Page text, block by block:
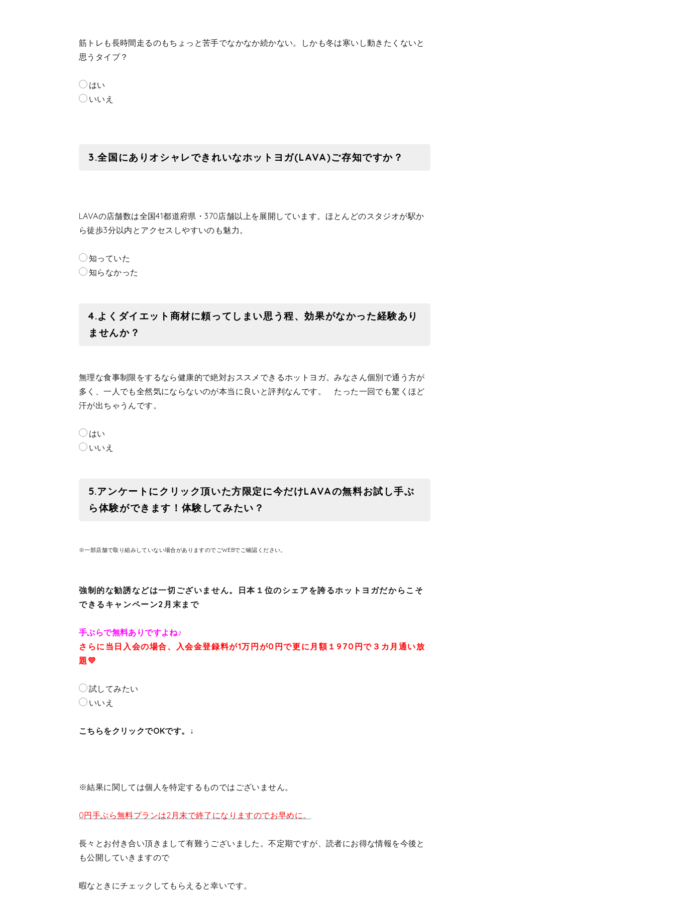
筋トレも長時間走るのもちょっと苦手でなかなか続かない。しかも冬は寒いし動きたくないと
思うタイプ？
はい
いいえ
3.全国にありオシャレできれいなホットヨガ(LAVA)ご存知ですか？
LAVAの店舗数は全国41都道府県・370店舗以上を展開しています。ほとんどのスタジオが駅か
ら徒歩3分以内とアクセスしやすいのも魅力。
知っていた
知らなかった
4.よくダイエット商材に頼ってしまい思う程、効果がなかった経験あり
ませんか？
無理な食事制限をするなら健康的で絶対おススメできるホットヨガ。みなさん個別で通う方が
多く、一人でも全然気にならないのが本当に良いと評判なんです。 たった一回でも驚くほど
汗が出ちゃうんです。
はい
いいえ
5.アンケートにクリック頂いた方限定に今だけLAVAの無料お試し手ぶ
ら体験ができます！体験してみたい？
※一部店舗で取り組みしていない場合がありますのでごWEBでご確認ください。
強制的な勧誘などは一切ございません。日本１位のシェアを誇るホットヨガだからこそ
できるキャンペーン2月末まで
手ぶらで無料ありですよね♪
さらに当日入会の場合、入会金登録料が1万円が0円で更に月額１970円で３カ月通い放
題💛
試してみたい
いいえ
こちらをクリックでOKです。↓
※結果に関しては個人を特定するものではございません。
0円手ぶら無料プランは2月末で終了になりますのでお早めに。
長々とお付き合い頂きまして有難うございました。不定期ですが、読者にお得な情報を今後と
も公開していきますので
暇なときにチェックしてもらえると幸いです。